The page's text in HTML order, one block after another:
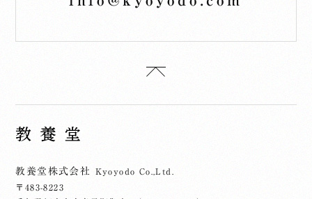
教養堂株式会社
Kyoyodo Co.,Ltd.
〒483-8223